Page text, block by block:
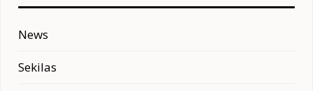
News
Sekilas